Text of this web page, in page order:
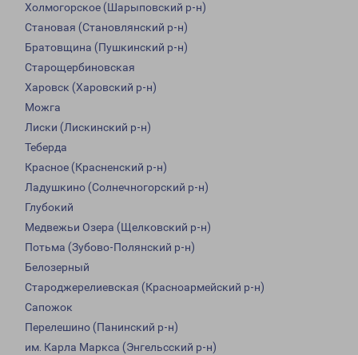
Холмогорское (Шарыповский р-н)
Становая (Становлянский р-н)
Братовщина (Пушкинский р-н)
Старощербиновская
Харовск (Харовский р-н)
Можга
Лиски (Лискинский р-н)
Теберда
Красное (Красненский р-н)
Ладушкино (Солнечногорский р-н)
Глубокий
Медвежьи Озера (Щелковский р-н)
Потьма (Зубово-Полянский р-н)
Белозерный
Староджерелиевская (Красноармейский р-н)
Сапожок
Перелешино (Панинский р-н)
им. Карла Маркса (Энгельсский р-н)